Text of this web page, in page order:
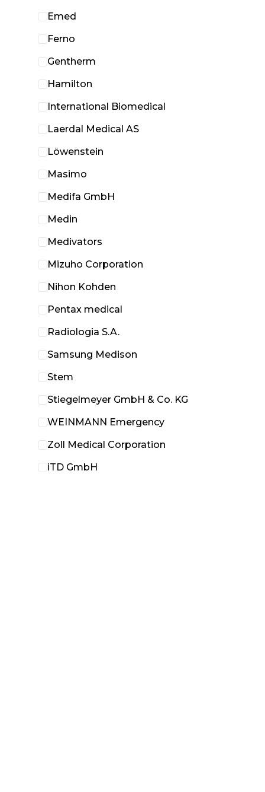
Emed
Ferno
Gentherm
Hamilton
International Biomedical
Laerdal Medical AS
Löwenstein
Masimo
Medifa GmbH
Medin
Medivators
Mizuho Corporation
Nihon Kohden
Pentax medical
Radiologia S.A.
Samsung Medison
Stem
Stiegelmeyer GmbH & Co. KG
WEINMANN Emergency
Zoll Medical Corporation
iTD GmbH